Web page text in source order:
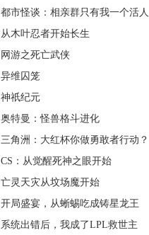
都市怪谈：相亲群只有我一个活人
从木叶忍者开始长生
网游之死亡武侠
异维囚笼
神祇纪元
奥特曼：怪兽格斗进化
三角洲：大红杯你做勇敢者行动？
CS：从觉醒死神之眼开始
亡灵天灾从坟场魔开始
开局盛宴，从蜥蜴吃成铸星龙王
系统出错后，我成了LPL救世主